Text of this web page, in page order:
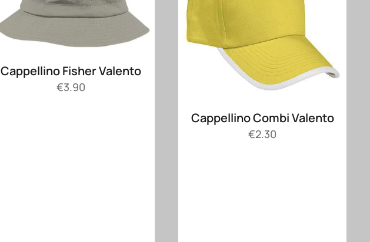
Cappellino Fisher Valento
€3.90
Cappellino Combi Valento
€2.30